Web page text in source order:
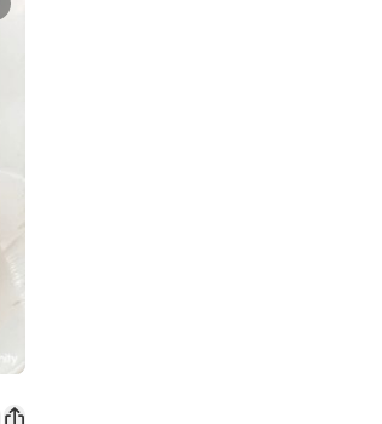
slide